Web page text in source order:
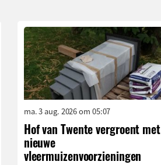
ma. 3 aug. 2026 om 05:07
Hof van Twente vergroent met
nieuwe
vleermuizenvoorzieningen